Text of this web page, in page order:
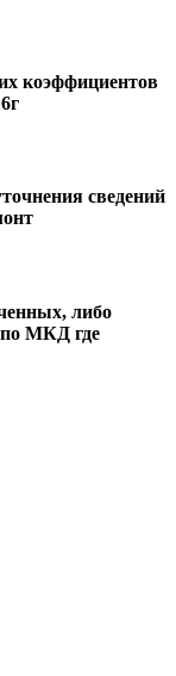
коэффициентов
сведений
либо
по МКД где